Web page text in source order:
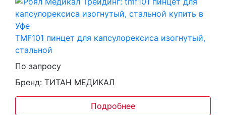
TMF101 пинцет для капсулорексиса изогнутый,
стальной
По запросу
Бренд: ТИТАН МЕДИКАЛ
Подробнее